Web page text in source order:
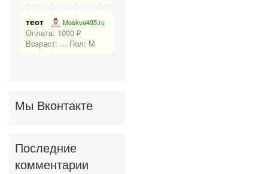
тест Moskva495.ru
Оплата: 1000 ₽
Возраст: ... Пол: М
Мы Вконтакте
Последние
комментарии